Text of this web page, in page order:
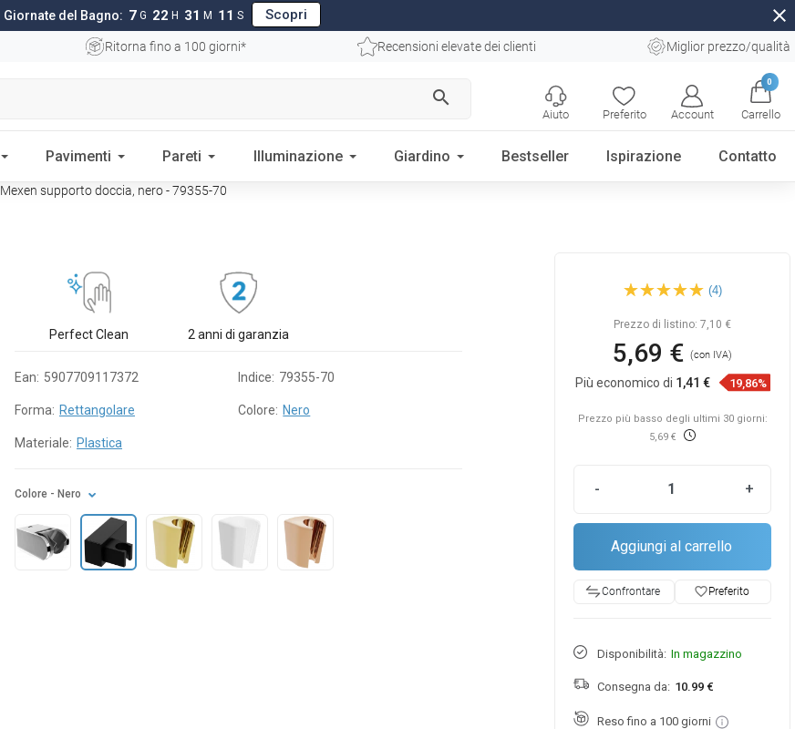
Giornate del Bagno: 7 G 22 H 31 M 10 S Scopri close
Ritorna fino a 100 giorni* Recensioni elevate dei clienti Miglior prezzo/qualità
search
Preferito Account
0
Carrello
Aiuto
Pavimenti Pareti Illuminazione Giardino Bestseller Ispirazione Contatto
Mexen supporto doccia, nero - 79355-70
Perfect Clean 2 anni di garanzia
Ean: 5907709117372 Indice: 79355-70
Forma: Rettangolare Colore: Nero
Materiale: Plastica
Colore - Nero
Mexen supporto doccia, nero
- 79355-70
(4)
Prezzo di listino: 7,10 €
5,69 €(con IVA)
Più economico di 1,41 € 19,86%
Prezzo più basso degli ultimi 30 giorni:
5,69 €
- +
Aggiungi al carrello
Confrontare favorite_borderPreferito
Disponibilità: In magazzino
Consegna da: 10.99 €
Reso fino a 100 giorni